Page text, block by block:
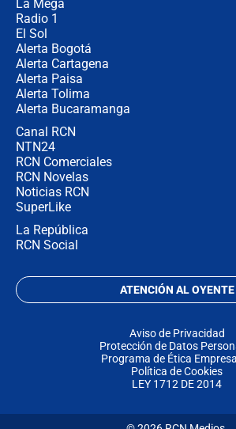
La Mega
Radio 1
El Sol
Alerta Bogotá
Alerta Cartagena
Alerta Paisa
Alerta Tolima
Alerta Bucaramanga
Canal RCN
NTN24
RCN Comerciales
RCN Novelas
Noticias RCN
SuperLike
La República
RCN Social
ATENCIÓN AL OYENTE
Aviso de Privacidad
Protección de Datos
Programa de Ética
Política de Cookies
LEY 1712 DE 2014